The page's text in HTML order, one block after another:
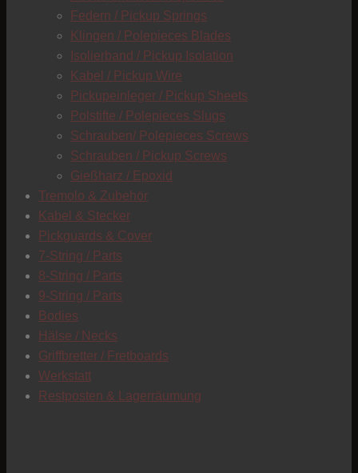
Federn / Pickup Springs
Klingen / Polepieces Blades
Isolierband / Pickup Isolation
Kabel / Pickup Wire
Pickupeinleger / Pickup Sheets
Polstifte / Polepieces Slugs
Schrauben/ Polepieces Screws
Schrauben / Pickup Screws
Gießharz / Epoxid
Tremolo & Zubehör
Kabel & Stecker
Pickguards & Cover
7-String / Parts
8-String / Parts
9-String / Parts
Bodies
Hälse / Necks
Griffbretter / Fretboards
Werkstatt
Restposten & Lagerräumung